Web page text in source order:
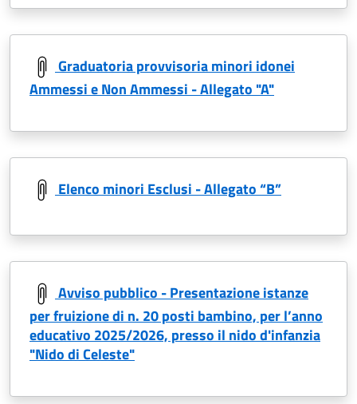
Graduatoria provvisoria minori idonei
Ammessi e Non Ammessi - Allegato "A"
Elenco minori Esclusi - Allegato “B”
Avviso pubblico - Presentazione istanze
per fruizione di n. 20 posti bambino, per l’anno
educativo 2025/2026, presso il nido d'infanzia
"Nido di Celeste"